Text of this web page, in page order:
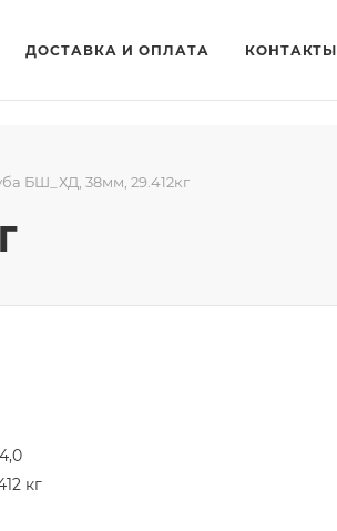
ДОСТАВКА И ОПЛАТА КОНТАКТЫ
БШ_ХД, 38мм, 29.412кг
кг